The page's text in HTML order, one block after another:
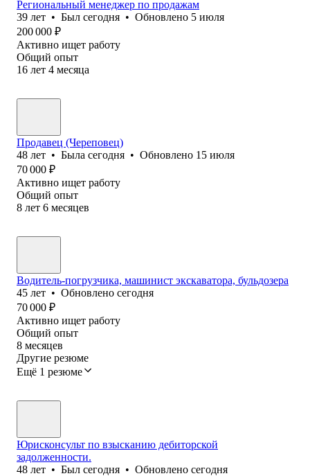
Региональный менеджер по продажам
39 лет • Был сегодня • Обновлено 5 июля
200 000 ₽
Активно ищет работу
Общий опыт
16 лет 4 месяца
Продавец (Череповец)
48 лет • Была сегодня • Обновлено 15 июля
70 000 ₽
Активно ищет работу
Общий опыт
8 лет 6 месяцев
Водитель-погрузчика, машинист экскаватора, бульдозера
45 лет • Обновлено сегодня
70 000 ₽
Активно ищет работу
Общий опыт
8 месяцев
Другие резюме
Ещё 1 резюме
Юрисконсульт по взысканию дебиторской
задолженности.
48 лет • Был сегодня • Обновлено сегодня